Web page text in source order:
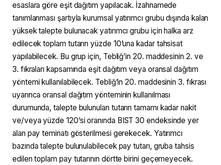
esaslara göre eşit dağıtım yapılacak. İzahnamede
tanımlanması şartıyla kurumsal yatırımcı grubu dışında kalan
yüksek talepte bulunacak yatırımcı grubu için halka arz
edilecek toplam tutarın yüzde 10’una kadar tahsisat
yapılabilecek. Bu grup için, Tebliğ’in 20. maddesinin 2. ve
3. fıkraları kapsamında eşit dağıtım veya oransal dağıtım
yöntemi kullanılabilecek. Tebliğ’in 20. maddesinin 3. fıkrası
uyarınca oransal dağıtım yönteminin kullanılması
durumunda, talepte bulunulan tutarın tamamı kadar nakit
ve/veya yüzde 120’si oranında BIST 30 endeksinde yer
alan pay teminatı gösterilmesi gerekecek. Yatırımcı
bazında talepte bulunulabilecek pay tutarı, gruba tahsis
edilen toplam pay tutarının dörtte birini geçemeyecek.